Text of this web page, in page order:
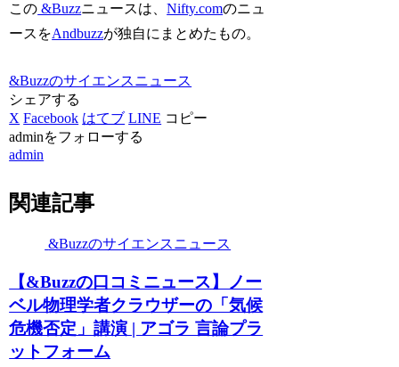
この &Buzzニュースは、Nifty.comのニュ
ースをAndbuzzが独自にまとめたもの。
&Buzzのサイエンスニュース
シェアする
X Facebook はてブ LINE コピー
adminをフォローする
admin
関連記事
&Buzzのサイエンスニュース
【&Buzzの口コミニュース】ノー
ベル物理学者クラウザーの「気候
危機否定」講演 | アゴラ 言論プラ
ットフォーム